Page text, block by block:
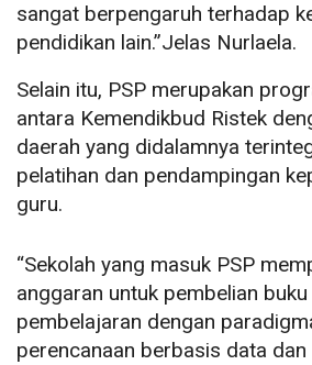
sangat berpengaruh terhadap
pendidikan lain.”Jelas Nurlaela.
Selain itu, PSP merupakan
antara Kemendikbud Ristek
daerah yang didalamnya
pelatihan dan pendampingan
guru.
“Sekolah yang masuk PSP
anggaran untuk pembelian
pembelajaran dengan
perencanaan berbasis data